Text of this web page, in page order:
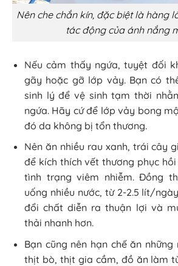
Nên che chắn kín, đặc biệt là hàng
tác động của ánh nắng
Nếu cảm thấy ngứa, tuyệt đối
gãy hoặc gỡ lớp vảy. Bạn có
sinh lý để vệ sinh tạm thời
ngứa. Hãy cứ để lớp vảy bong
đó da không bị tổn thương.
Nên ăn nhiều rau xanh, trái cây
để kích thích vết thương phục
tình trạng viêm nhiễm. Đồng
uống nhiều nước, từ 2-2.5 lít/
đổi chất diễn ra thuận lợi và
thải nhanh hơn.
Bạn cũng nên hạn chế ăn
thịt bò, thịt gia cầm, đồ ăn làm